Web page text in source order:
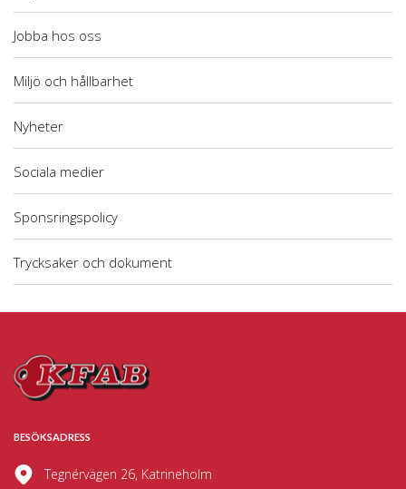
Jobba hos oss
Miljö och hållbarhet
Nyheter
Sociala medier
Sponsringspolicy
Trycksaker och dokument
BESÖKSADRESS
Tegnérvägen 26, Katrineholm